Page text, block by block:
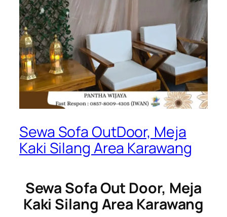
Sewa Sofa OutDoor, Meja
Kaki Silang Area Karawang
Sewa Sofa Out Door, Meja
Kaki Silang Area Karawang